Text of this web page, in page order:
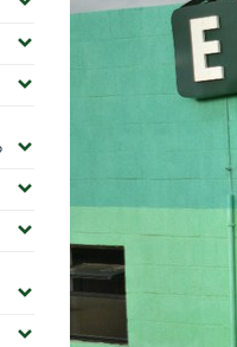
submenus)
(Expandir submenus)
submenus)
submenus)
(Expandir submenus)